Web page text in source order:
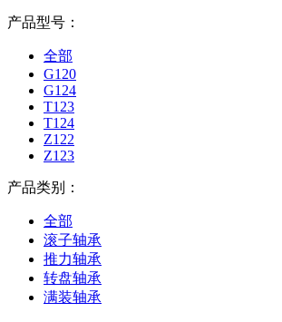
产品型号：
全部
G120
G124
T123
T124
Z122
Z123
产品类别：
全部
滚子轴承
推力轴承
转盘轴承
满装轴承